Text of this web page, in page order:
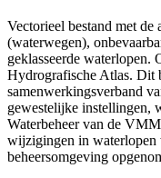
Vectorieel bestand met de
(waterwegen),
geklasseerde waterlopen.
Hydrografische Atlas. Dit
samenwerkingsverband
gewestelijke instellingen,
Waterbeheer van de
wijzigingen in waterlopen
beheersomgeving